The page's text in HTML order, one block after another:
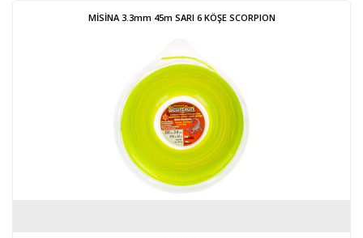
MİSİNA 3.3mm 45m SARI 6 KÖŞE SCORPION